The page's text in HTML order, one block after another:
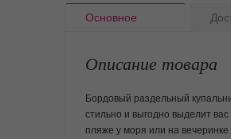
Основное
Описание товара
Бордовый раздельный
стильно и выгодно выделит
пляже у моря или на